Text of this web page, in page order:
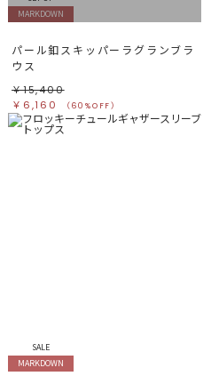
MARKDOWN
パール釦スキッパーラグランブラ
ウス
￥15,400
￥6,160
（60%OFF）
SALE
MARKDOWN